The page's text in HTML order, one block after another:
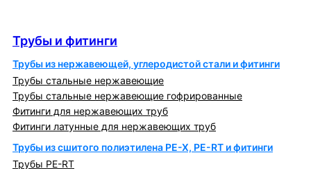
Трубы и фитинги
Трубы из нержавеющей, углеродистой стали и фитинги
Трубы стальные нержавеющие
Трубы стальные нержавеющие гофрированные
Фитинги для нержавеющих труб
Фитинги латунные для нержавеющих труб
Трубы из сшитого полиэтилена PE-X, PE-RT и фитинги
Трубы PE-RT